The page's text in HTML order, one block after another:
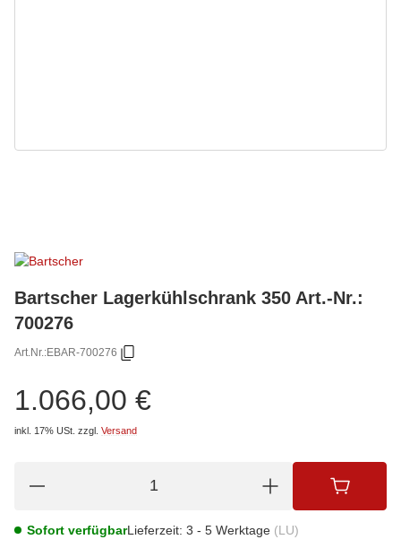
Bartscher Lagerkühlschrank 350 Art.-Nr.:
700276
Art.Nr.:EBAR-700276
1.066,00 €
inkl. 17% USt. zzgl. Versand
Sofort verfügbarLieferzeit: 3 - 5 Werktage (LU)